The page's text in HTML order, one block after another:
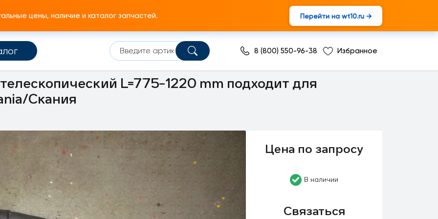
цены, наличие и каталог запчастей. Перейти на wt10.ru →
8 (800) 550-96-38 Избранное
Рулевой вал
L=775-1220 mm подходит для
Скания
Цена по запросу
В наличии
Связаться